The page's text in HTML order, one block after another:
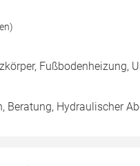
Fußbodenheizung,
Beratung, Hydraulischer